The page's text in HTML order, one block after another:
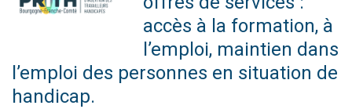
accès à la formation, à
l’emploi, maintien dans
l’emploi des personnes en situation de
handicap.